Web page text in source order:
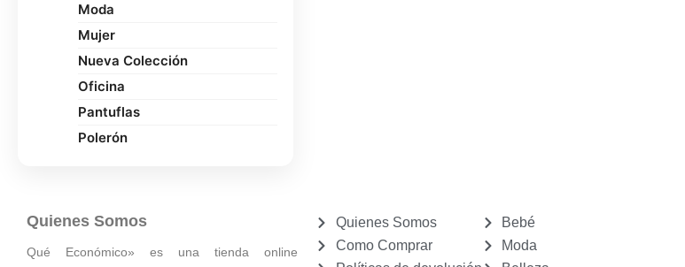
Moda
Mujer
Nueva Colección
Oficina
Pantuflas
Polerón
Quienes Somos
Qué Económico» es una tienda online
Quienes Somos
Como Comprar
Bebé
Moda